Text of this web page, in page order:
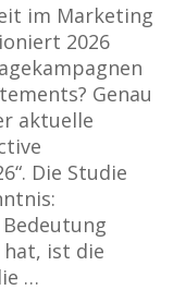
im Marketing
2026
Genau
aktuelle
Die Studie
hat, ist die
…